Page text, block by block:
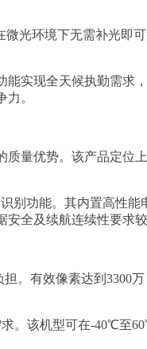
光环境下无需补光即
实现全天候执勤需求
。
量优势。该产品定
功能。其内置高性
全及续航连续性要求较
。有效像素达到3300
。该机型可在-40℃至